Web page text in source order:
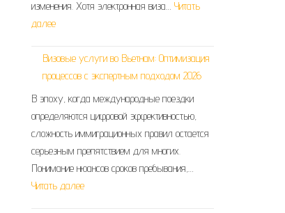
изменения. Хотя электронная виза… Читать
далее
Визовые услуги во Вьетнам: Оптимизация
процессов с экспертным подходом 2026
В эпоху, когда международные поездки
определяются цифровой эффективностью,
сложность иммиграционных правил остается
серьезным препятствием для многих.
Понимание нюансов сроков пребывания,…
Читать далее